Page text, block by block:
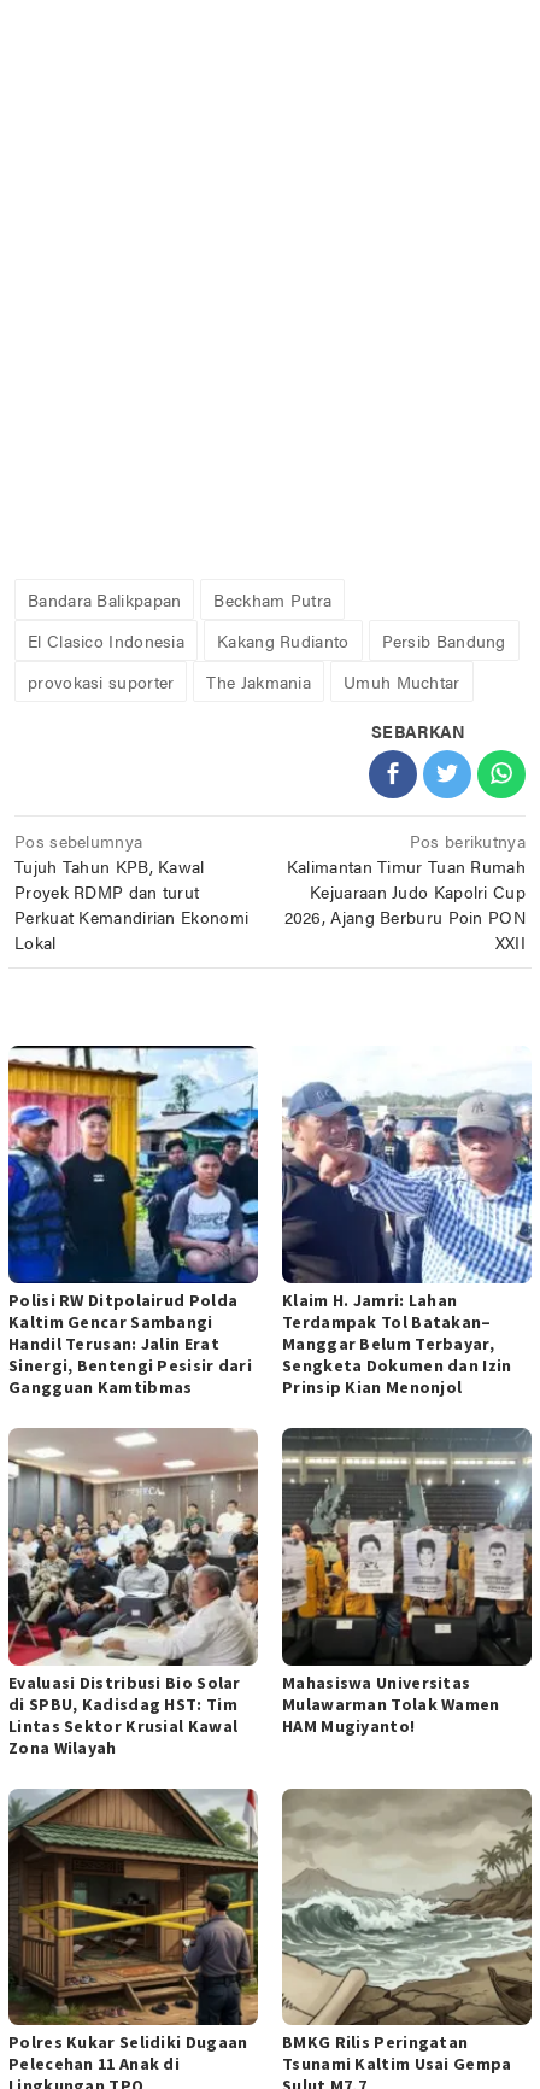
Bandara Balikpapan
Beckham Putra
El Clasico Indonesia
Kakang Rudianto
Persib Bandung
provokasi suporter
The Jakmania Umuh Muchtar
SEBARKAN
Navigasi
pos
Pos sebelumnya
Tujuh Tahun KPB, Kawal
Proyek RDMP dan turut
Perkuat Kemandirian Ekonomi
Lokal
Pos berikutnya
Kalimantan Timur Tuan Rumah
Kejuaraan Judo Kapolri Cup
2026, Ajang Berburu Poin PON
XXII
Polisi RW Ditpolairud Polda
Kaltim Gencar Sambangi
Handil Terusan: Jalin Erat
Sinergi, Bentengi Pesisir dari
Gangguan Kamtibmas
Klaim H. Jamri: Lahan
Terdampak Tol Batakan–
Manggar Belum Terbayar,
Sengketa Dokumen dan Izin
Prinsip Kian Menonjol
Evaluasi Distribusi Bio Solar
di ‎SPBU, Kadisdag HST: Tim
Lintas ‎Sektor Krusial Kawal
Zona Wilayah ‎
Mahasiswa Universitas
Mulawarman Tolak Wamen
HAM Mugiyanto!
Polres Kukar Selidiki Dugaan
Pelecehan 11 Anak di
BMKG Rilis Peringatan
Tsunami Kaltim Usai Gempa